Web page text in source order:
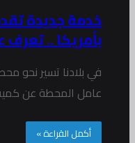
خدمة جديدة
بأمريكا .. تعرف
في بلادنا تسير نحو
عامل المحطة عن كمية
أكمل القراءة »